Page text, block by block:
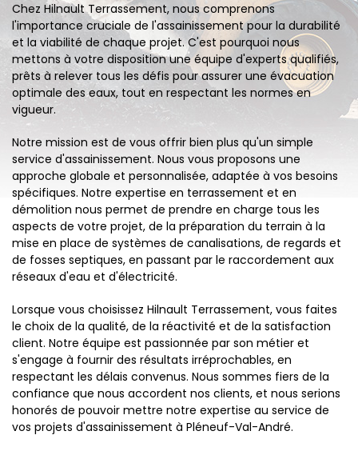
Chez Hilnault Terrassement, nous comprenons
l'importance cruciale de l'assainissement pour la durabilité
et la viabilité de chaque projet. C'est pourquoi nous
mettons à votre disposition une équipe d'experts qualifiés,
prêts à relever tous les défis pour assurer une évacuation
optimale des eaux, tout en respectant les normes en
vigueur.
Notre mission est de vous offrir bien plus qu'un simple
service d'assainissement. Nous vous proposons une
approche globale et personnalisée, adaptée à vos besoins
spécifiques. Notre expertise en terrassement et en
démolition nous permet de prendre en charge tous les
aspects de votre projet, de la préparation du terrain à la
mise en place de systèmes de canalisations, de regards et
de fosses septiques, en passant par le raccordement aux
réseaux d'eau et d'électricité.
Lorsque vous choisissez Hilnault Terrassement, vous faites
le choix de la qualité, de la réactivité et de la satisfaction
client. Notre équipe est passionnée par son métier et
s'engage à fournir des résultats irréprochables, en
respectant les délais convenus. Nous sommes fiers de la
confiance que nous accordent nos clients, et nous serions
honorés de pouvoir mettre notre expertise au service de
vos projets d'assainissement à Pléneuf-Val-André.